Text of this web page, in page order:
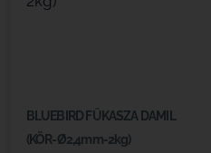
BLUEBIRD FŰKASZA DAMIL
(KÖR-Ø2,4mm-2kg)